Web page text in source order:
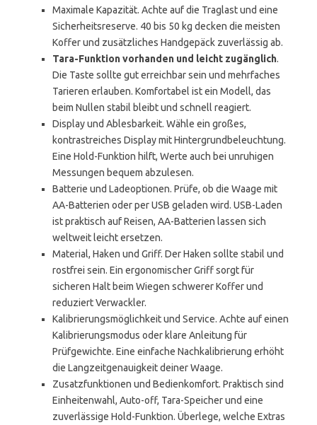
Maximale Kapazität. Achte auf die Traglast und eine
Sicherheitsreserve. 40 bis 50 kg decken die meisten
Koffer und zusätzliches Handgepäck zuverlässig ab.
Tara-Funktion vorhanden und leicht zugänglich.
Die Taste sollte gut erreichbar sein und mehrfaches
Tarieren erlauben. Komfortabel ist ein Modell, das
beim Nullen stabil bleibt und schnell reagiert.
Display und Ablesbarkeit. Wähle ein großes,
kontrastreiches Display mit Hintergrundbeleuchtung.
Eine Hold-Funktion hilft, Werte auch bei unruhigen
Messungen bequem abzulesen.
Batterie und Ladeoptionen. Prüfe, ob die Waage mit
AA-Batterien oder per USB geladen wird. USB-Laden
ist praktisch auf Reisen, AA-Batterien lassen sich
weltweit leicht ersetzen.
Material, Haken und Griff. Der Haken sollte stabil und
rostfrei sein. Ein ergonomischer Griff sorgt für
sicheren Halt beim Wiegen schwerer Koffer und
reduziert Verwackler.
Kalibrierungsmöglichkeit und Service. Achte auf einen
Kalibrierungsmodus oder klare Anleitung für
Prüfgewichte. Eine einfache Nachkalibrierung erhöht
die Langzeitgenauigkeit deiner Waage.
Zusatzfunktionen und Bedienkomfort. Praktisch sind
Einheitenwahl, Auto-off, Tara-Speicher und eine
zuverlässige Hold-Funktion. Überlege, welche Extras